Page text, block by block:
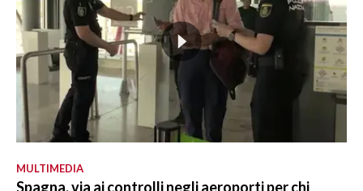
MULTIMEDIA
Spagna, via ai controlli negli aeroporti per chi